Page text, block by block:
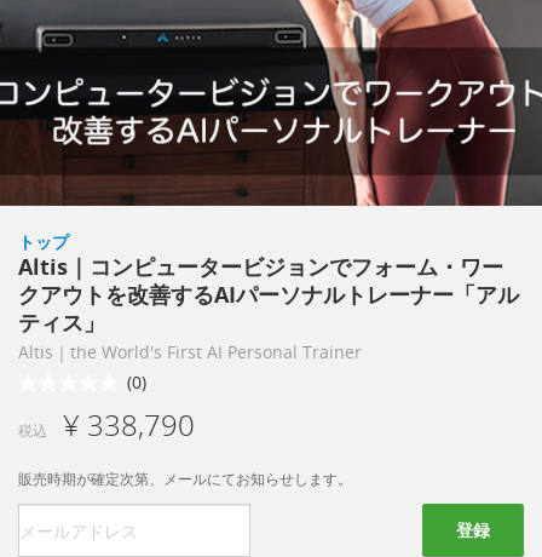
トップ
Altis｜コンピュータービジョンでフォーム・ワー
クアウトを改善するAIパーソナルトレーナー「アル
ティス」
Altis｜the World's First AI Personal Trainer
(0)
税込 ¥ 338,790
販売時期が確定次第、メールにてお知らせします。
登録